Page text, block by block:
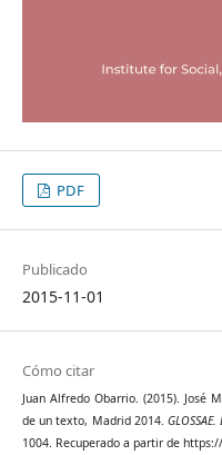
PDF
Publicado
2015-11-01
Cómo citar
Juan Alfredo Obarrio. (2015). José
de un texto, Madrid 2014.
1004. Recuperado a partir de